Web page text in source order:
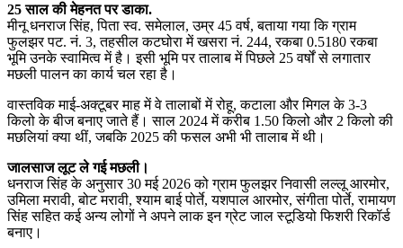
25 साल की मेहनत पर डाका.
मीनू धनराज सिंह, पिता स्व. समेलाल, उम्र 45 वर्ष, बताया गया कि ग्राम
फुलझर पट. नं. 3, तहसील कटघोरा में खसरा नं. 244, रकबा 0.5180 रकबा
भूमि उनके स्वामित्व में है। इसी भूमि पर तालाब में पिछले 25 वर्षों से लगातार
मछली पालन का कार्य चल रहा है।
वास्तविक माई-अक्टूबर माह में वे तालाबों में रोहू, कटाला और मिगल के 3-3
किलो के बीज बनाए जाते हैं। साल 2024 में करीब 1.50 किलो और 2 किलो की
मछलियां क्या थीं, जबकि 2025 की फसल अभी भी तालाब में थी।
जालसाज लूट ले गई मछली।
धनराज सिंह के अनुसार 30 मई 2026 को ग्राम फुलझर निवासी लल्लू आरमोर,
उमिला मरावी, बोट मरावी, श्याम बाई पोर्ते, यशपाल आरमोर, संगीता पोर्ते, रामायण
सिंह सहित कई अन्य लोगों ने अपने लाक इन ग्रेट जाल स्टूडियो फिशरी रिकॉर्ड
बनाए।